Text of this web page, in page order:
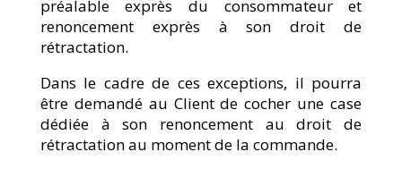
préalable exprès du consommateur et
renoncement exprès à son droit de
rétractation.
Dans le cadre de ces exceptions, il pourra
être demandé au Client de cocher une case
dédiée à son renoncement au droit de
rétractation au moment de la commande.